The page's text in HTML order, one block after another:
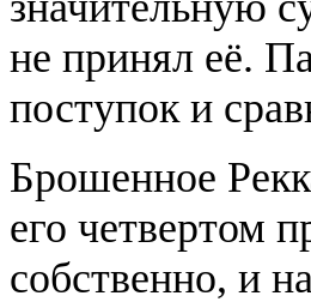
не принял её.
поступок и
Брошенное
его четвертом
собственно, и